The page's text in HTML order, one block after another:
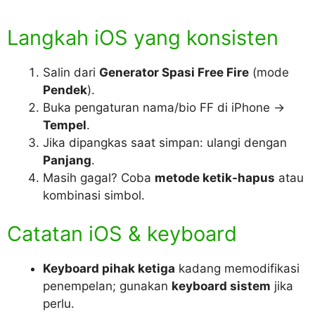
Langkah iOS yang konsisten
Salin dari Generator Spasi Free Fire (mode
Pendek).
Buka pengaturan nama/bio FF di iPhone →
Tempel.
Jika dipangkas saat simpan: ulangi dengan
Panjang.
Masih gagal? Coba metode ketik-hapus atau
kombinasi simbol.
Catatan iOS & keyboard
Keyboard pihak ketiga kadang memodifikasi
penempelan; gunakan keyboard sistem jika
perlu.